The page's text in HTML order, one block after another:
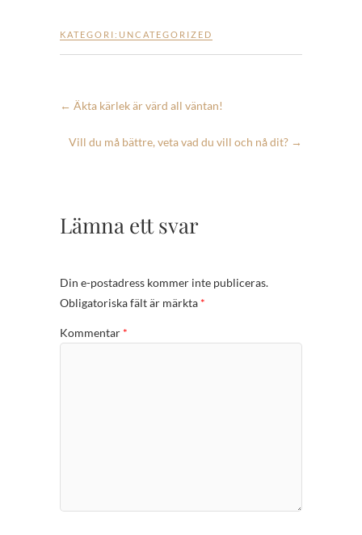
KATEGORI: UNCATEGORIZED
← Äkta kärlek är värd all väntan!
Vill du må bättre, veta vad du vill och nå dit? →
Lämna ett svar
Din e-postadress kommer inte publiceras.
Obligatoriska fält är märkta *
Kommentar *